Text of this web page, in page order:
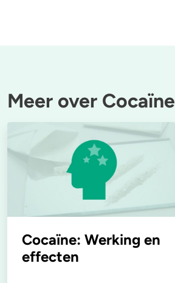
Meer over Cocaïne
Cocaïne: Werking en
effecten